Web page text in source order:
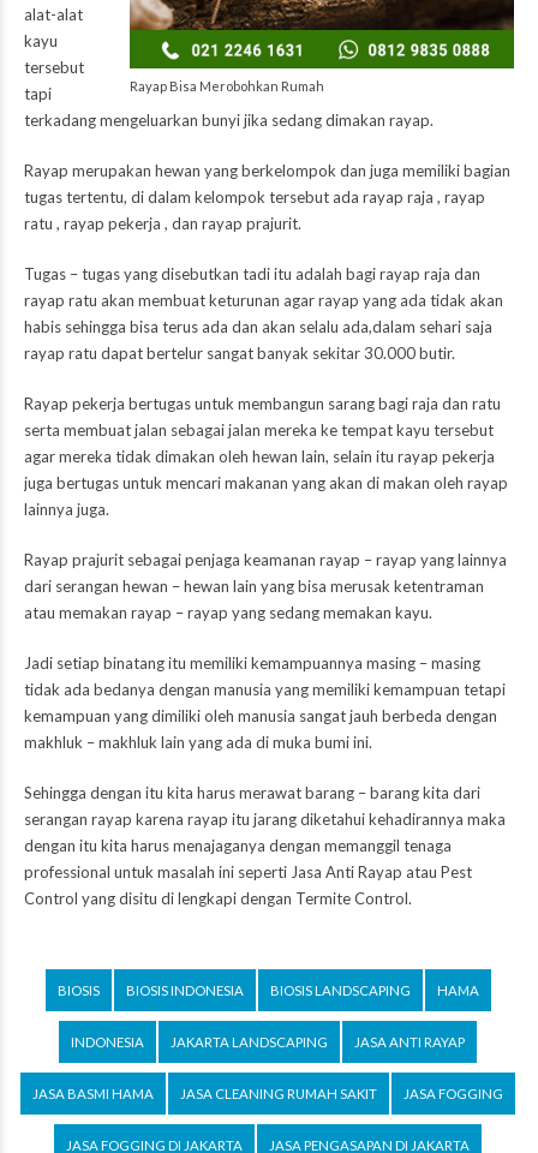
Rayap Bisa Merobohkan Rumah
alat-alat
kayu
tersebut
tapi
terkadang mengeluarkan bunyi jika sedang dimakan rayap.
Rayap merupakan hewan yang berkelompok dan juga memiliki bagian
tugas tertentu, di dalam kelompok tersebut ada rayap raja , rayap
ratu , rayap pekerja , dan rayap prajurit.
Tugas – tugas yang disebutkan tadi itu adalah bagi rayap raja dan
rayap ratu akan membuat keturunan agar rayap yang ada tidak akan
habis sehingga bisa terus ada dan akan selalu ada,dalam sehari saja
rayap ratu dapat bertelur sangat banyak sekitar 30.000 butir.
Rayap pekerja bertugas untuk membangun sarang bagi raja dan ratu
serta membuat jalan sebagai jalan mereka ke tempat kayu tersebut
agar mereka tidak dimakan oleh hewan lain, selain itu rayap pekerja
juga bertugas untuk mencari makanan yang akan di makan oleh rayap
lainnya juga.
Rayap prajurit sebagai penjaga keamanan rayap – rayap yang lainnya
dari serangan hewan – hewan lain yang bisa merusak ketentraman
atau memakan rayap – rayap yang sedang memakan kayu.
Jadi setiap binatang itu memiliki kemampuannya masing – masing
tidak ada bedanya dengan manusia yang memiliki kemampuan tetapi
kemampuan yang dimiliki oleh manusia sangat jauh berbeda dengan
makhluk – makhluk lain yang ada di muka bumi ini.
Sehingga dengan itu kita harus merawat barang – barang kita dari
serangan rayap karena rayap itu jarang diketahui kehadirannya maka
dengan itu kita harus menajaganya dengan memanggil tenaga
professional untuk masalah ini seperti Jasa Anti Rayap atau Pest
Control yang disitu di lengkapi dengan Termite Control.
BIOSIS BIOSIS INDONESIA BIOSIS LANDSCAPING HAMA
INDONESIA JAKARTA LANDSCAPING JASA ANTI RAYAP
JASA BASMI HAMA JASA CLEANING RUMAH SAKIT JASA FOGGING
JASA FOGGING DI JAKARTA JASA PENGASAPAN DI JAKARTA